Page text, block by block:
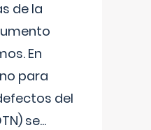
de la
En
para
del
se...